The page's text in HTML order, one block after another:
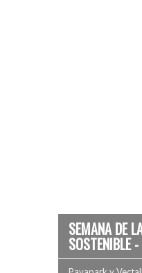
SEMANA DE
SOSTENIBLE